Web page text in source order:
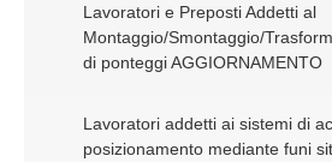
Lavoratori e Preposti Addetti al
Montaggio/Smontaggio/
di ponteggi AGGIORNAMENTO
Lavoratori addetti ai sistemi di
posizionamento mediante funi